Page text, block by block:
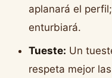
aplanará el
enturbiará.
Tueste: Un
respeta mejor